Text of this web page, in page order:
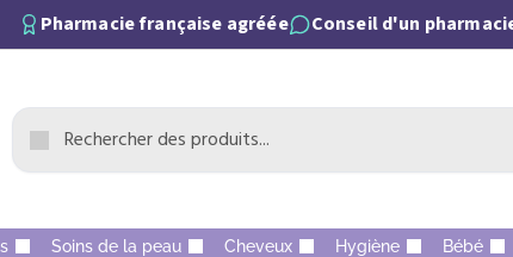
Pharmacie française agréée Conseil d'un
Soins de la peau Cheveux Hygiène Bébé